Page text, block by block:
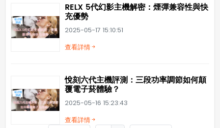
RELX 5代幻影主機解密：煙彈兼容性與快
充優勢
2025-05-17 15:10:51
查看詳情
悅刻六代主機評測：三段功率調節如何顛
覆電子菸體驗？
2025-05-16 15:23:43
查看詳情